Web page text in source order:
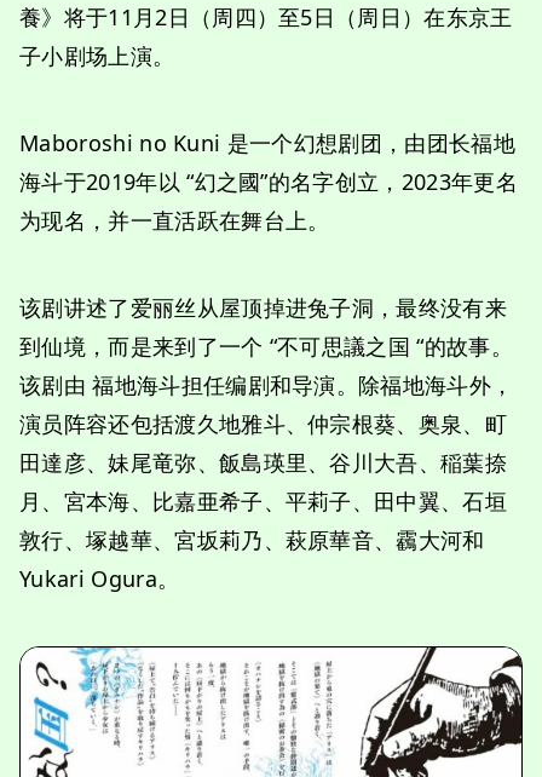
養》将于11月2日（周四）至5日（周日）在东京王
子小剧场上演。
Maboroshi no Kuni 是一个幻想剧团，由团长福地
海斗于2019年以 “幻之國”的名字创立，2023年更名
为现名，并一直活跃在舞台上。
该剧讲述了爱丽丝从屋顶掉进兔子洞，最终没有来
到仙境，而是来到了一个 “不可思議之国 “的故事。
该剧由 福地海斗担任编剧和导演。除福地海斗外，
演员阵容还包括渡久地雅斗、仲宗根葵、奥泉、町
田達彦、妹尾竜弥、飯島瑛里、谷川大吾、稲葉捺
月、宮本海、比嘉亜希子、平莉子、田中翼、石垣
敦行、塚越華、宮坂莉乃、萩原華音、靏大河和
Yukari Ogura。